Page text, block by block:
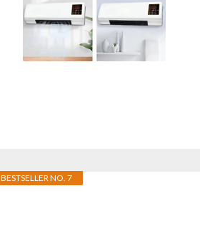
BESTSELLER NO. 7